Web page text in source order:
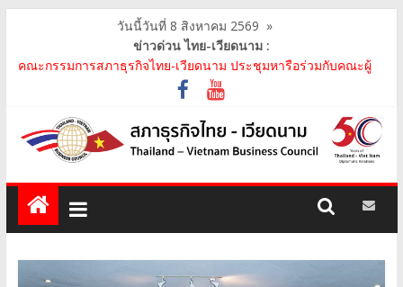
วันนี้วันที่ 8 สิงหาคม 2569 »
ข่าวด่วน ไทย-เวียดนาม :
คณะกรรมการสภาธุรกิจไทย-เวียดนาม ประชุมหารือร่วมกับคณะผู้
แทนภาครัฐเวียดนาม จากคณะกรรมการประชาชน กรุงฮ..
คณะกรรมการสภาธุรกิจไทย-เวียดนาม เข้าร่วมงานวันคล้ายวัน
สถาปนา บริษัท ห้องปฏิบัติการกลาง (ประเทศไทย) จ..
สภาธุรกิจไทย-เวียดนาม เข้าร่วมงานสัมมนา "Investment and
Trade Promotion of Thanh Hoa Province for Th..
คณะกรรมการสภาธุรกิจไทย-เวียดนามร่วมคณะนายกรัฐมนตรีเยือน
เวียดนาม อย่างเป็นทางการ เสริมสร้างความร่วมมื..
คณะกรรมการสภาธุรกิจไทย-เวียดนาม เข้าร่วมประชุมหารือคณะรัฐ